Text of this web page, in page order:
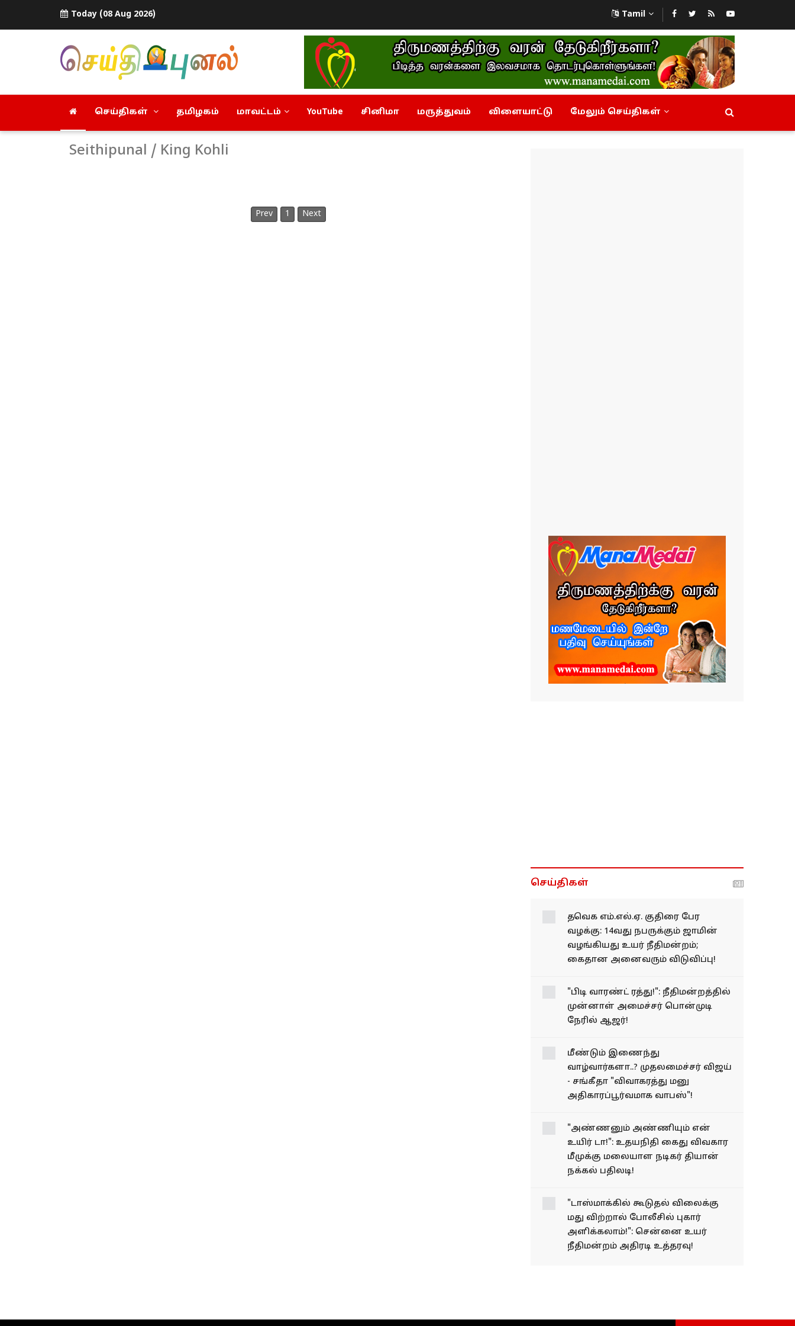
Today (08 Aug 2026) Tamil
செய்திகள் தமிழகம் மாவட்டம் YouTube சினிமா மருத்துவம் விளையாட்டு மேலும் செய்திகள்
Seithipunal / King Kohli
Prev 1 Next
செய்திகள்
தவெக எம்.எல்.ஏ. குதிரை
பேர வழக்கு: 14வது
நபருக்கும் ஜாமின்
வழங்கியது உயர்
அனைவரும் விடுவிப்பு!
"பிடி வாரண்ட் ரத்து!":
அமைச்சர் பொன்முடி
நேரில் ஆஜர்!
மீண்டும் இணைந்து
- சங்கீதா "விவாகரத்து மனு
அதிகாரப்பூர்வமாக வாபஸ்"!
"அண்ணனும்
டா!": உதயநிதி கைது
விவகார மீமுக்கு
மலையாள நடிகர் தியான்
நக்கல் பதிலடி!
நீதிமன்றம் அதிரடி உத்தரவு!